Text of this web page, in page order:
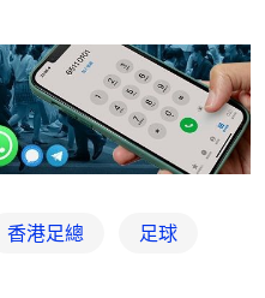
香港足總 足球